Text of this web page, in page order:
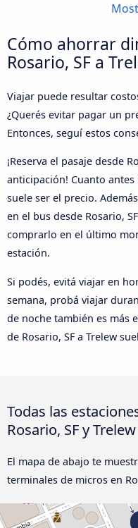
Cómo ahorrar
Rosario, SF a
Viajar puede resultar
¿Querés evitar pagar un
Entonces, seguí estos
¡Reserva el pasaje desde
anticipación! Cuanto
suele ser el precio.
en el bus desde Rosario,
comprarlo en el último
estación.
Si podés, evitá viajar en
semana, probá viajar
de noche también es más
de Rosario, SF a Trelew
Todas las
Rosario, SF y Trelew
El mapa de abajo te
terminales de micros en